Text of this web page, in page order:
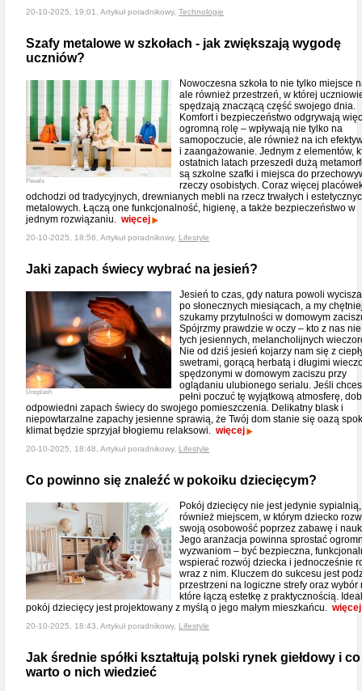
20-10-2025, 19:01, Artykuł poradnikowy, Technologie
Szafy metalowe w szkołach - jak zwiększają wygodę
uczniów?
Pexels
Nowoczesna szkoła to nie tylko miejsce
ale również przestrzeń, w której
spędzają znaczącą część swojego dnia.
Komfort i bezpieczeństwo odgrywają więc
ogromną rolę – wpływają nie tylko na
samopoczucie, ale również na ich
i zaangażowanie. Jednym z elementów,
ostatnich latach przeszedł dużą
są szkolne szafki i miejsca do
rzeczy osobistych. Coraz więcej
odchodzi od tradycyjnych, drewnianych mebli na rzecz trwałych i
metalowych. Łączą one funkcjonalność, higienę, a także bezpieczeństwo w
jednym rozwiązaniu. więcej
20-10-2025, 18:56, Artykuł poradnikowy, Lifestyle
Jaki zapach świecy wybrać na jesień?
Unsplash
Jesień to czas, gdy natura powoli
po słonecznych miesiącach, a my
szukamy przytulności w domowym
Spójrzmy prawdzie w oczy – kto z nas
tych jesiennych, melancholijnych
Nie od dziś jesień kojarzy nam się z
swetrami, gorącą herbatą i długimi
spędzonymi w domowym zaciszu przy
oglądaniu ulubionego serialu. Jeśli
pełni poczuć tę wyjątkową atmosferę,
odpowiedni zapach świecy do swojego pomieszczenia. Delikatny blask i
niepowtarzalne zapachy jesienne sprawią, że Twój dom stanie się oazą
klimat będzie sprzyjał błogiemu relaksowi. więcej
20-10-2025, 18:48, Artykuł poradnikowy, Lifestyle
Co powinno się znaleźć w pokoiku dziecięcym?
Pokój dziecięcy nie jest jedynie
również miejscem, w którym dziecko
swoją osobowość poprzez zabawę i
Jego aranżacja powinna sprostać
wyzwaniom – być bezpieczna,
wspierać rozwój dziecka i jednocześnie
wraz z nim. Kluczem do sukcesu jest
przestrzeni na logiczne strefy oraz wybór
które łączą estetkę z praktycznością.
pokój dziecięcy jest projektowany z myślą o jego małym mieszkańcu. więcej
20-10-2025, 18:43, Artykuł poradnikowy, Lifestyle
Jak średnie spółki kształtują polski rynek giełdowy i co
warto o nich wiedzieć